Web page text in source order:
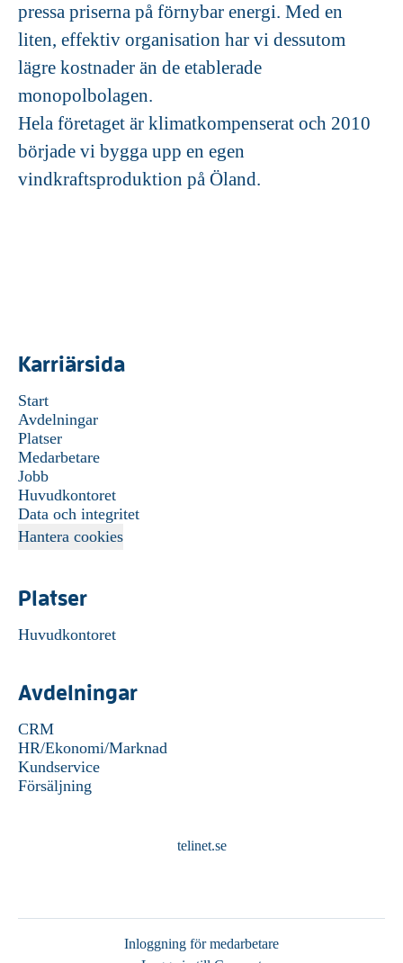
pressa priserna på förnybar energi. Med en
liten, effektiv organisation har vi dessutom
lägre kostnader än de etablerade
monopolbolagen.
Hela företaget är klimatkompenserat och 2010
började vi bygga upp en egen
vindkraftsproduktion på Öland.
Karriärsida
Start
Avdelningar
Platser
Medarbetare
Jobb
Huvudkontoret
Data och integritet
Hantera cookies
Platser
Huvudkontoret
Avdelningar
CRM
HR/Ekonomi/Marknad
Kundservice
Försäljning
telinet.se
Inloggning för medarbetare